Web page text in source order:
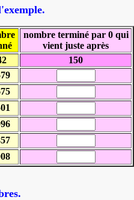
nombre terminé par 0 qui
vient juste après
150